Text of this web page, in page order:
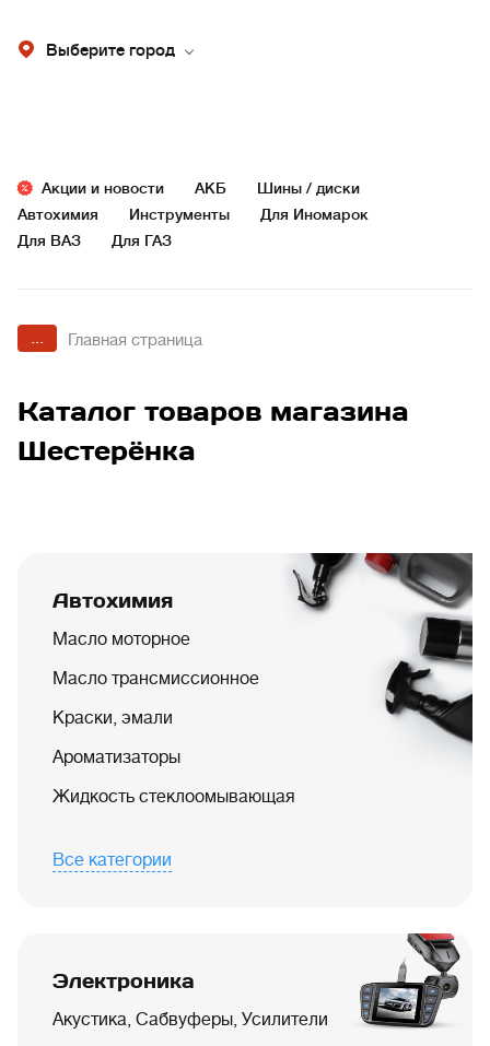
Выберите город
Акции и новости АКБ
Шины / диски
Автохимия
Инструменты
Для Иномарок
Для ВАЗ
Для ГАЗ
... Главная страница
Каталог товаров магазина
Шестерёнка
Автохимия
Масло моторное
Масло трансмиссионное
Краски, эмали
Ароматизаторы
Жидкость стеклоомывающая
Все категории
Электроника
Акустика, Сабвуферы, Усилители